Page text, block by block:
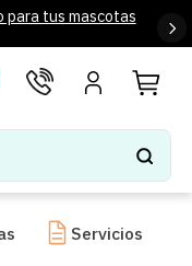
para tus mascotas
Servicios